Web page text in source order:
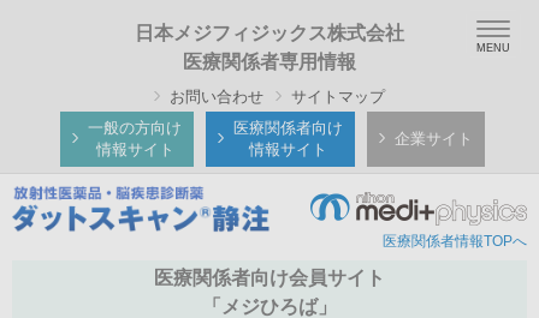
ン
ツ
日本メジフィジックス株式会社
医療関係者専用情報
お問い合わせ
サイトマップ
一般の方向け
情報サイト
医療関係者向け
情報サイト
企業サイト
医療関係者情報TOPへ
医療関係者向け会員サイト
「メジひろば」